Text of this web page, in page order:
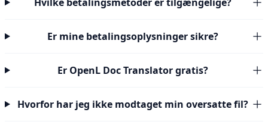
Er mine betalingsoplysninger sikre?
Er OpenL Doc Translator gratis?
Hvorfor har jeg ikke modtaget min oversatte fil?